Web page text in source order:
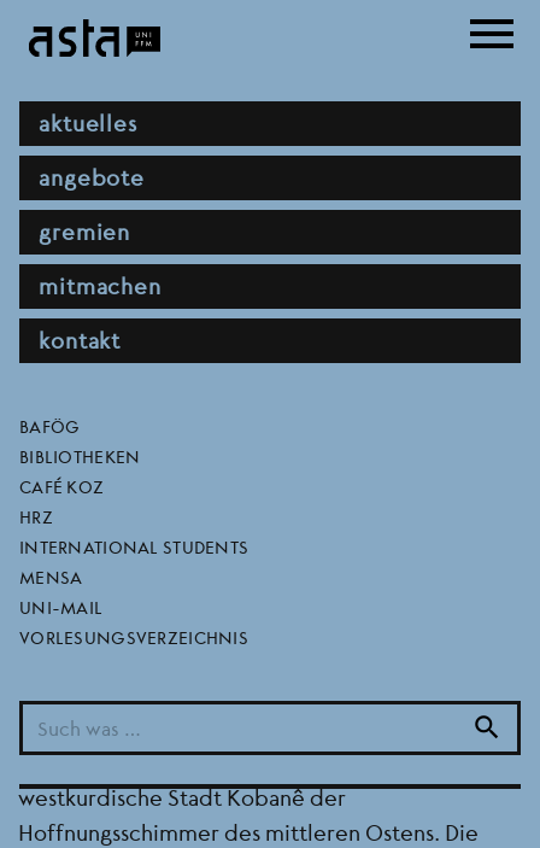
zum
hauptnavigation
aktuelles
angebote
gremien
mitmachen
kontakt
direktlinks
BAFÖG
BIBLIOTHEKEN
CAFÉ KOZ
HRZ
INTERNATIONAL STUDENTS
MENSA
UNI-MAIL
VORLESUNGSVERZEICHNIS
search
menu
filmvorführung: kobanê
27.01.2024
Mit Einführung in die Geschichte von Kobanê und
zur aktuellen Lage
WoPupille Kino, Mertonstr. 26-28
Vor 9 Jahren - am 26.01.2015 wurde die
westkurdische Stadt Kobanê der
Hoffnungsschimmer des mittleren Ostens. Die